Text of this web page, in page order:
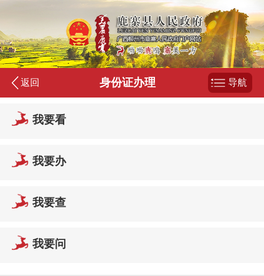
返回 身份证办理 导航
我要看
我要办
我要查
我要问